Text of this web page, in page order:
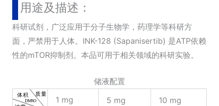
用途及描述：
科研试剂，广泛应用于分子生物学，药理学等科研方
面，严禁用于人体。INK-128 (Sapanisertib) 是ATP依赖
性的mTOR抑制剂。本品可用于相关领域的科研实验。
储液配置
1 mg
5 mg
10 mg